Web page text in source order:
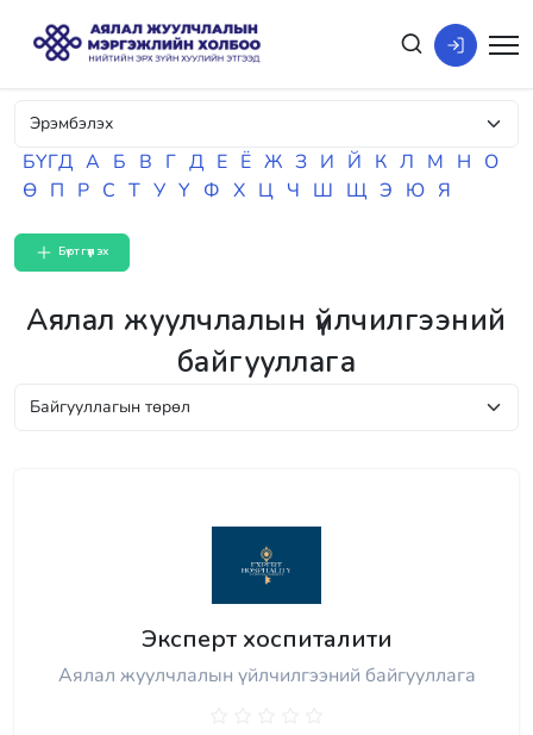
БҮГД А Б В Г Д Е Ё Ж З И Й К Л М Н О
Ө П Р С Т У Ү Ф Х Ц Ч Ш Щ Э Ю Я
Бүртгүүлэх
Аялал жуулчлалын үйлчилгээний
байгууллага
Эксперт хоспиталити
Аялал жуулчлалын үйлчилгээний байгууллага